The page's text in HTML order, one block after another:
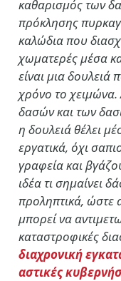
καθαρισμός των
πρόκλησης
καλώδια που
χωματερές μέσα
είναι μια δουλειά
χρόνο το
δασών και των
η δουλειά θέλει
εργατικά, όχι
γραφεία και
ιδέα τι σημαίνει
προληπτικά, ώστε
μπορεί να
καταστροφικές
διαχρονική
αστικές